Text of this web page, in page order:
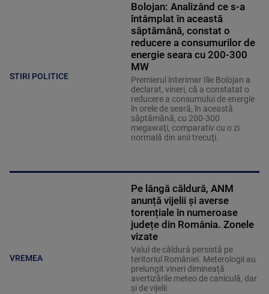
STIRI POLITICE
Bolojan: Analizând ce s-a
întâmplat în această
săptămână, constat o
reducere a consumurilor de
energie seara cu 200-300
MW
Premierul interimar Ilie Bolojan a
declarat, vineri, că a constatat o
reducere a consumului de energie
în orele de seară, în această
săptămână, cu 200-300
megawaţi, comparativ cu o zi
normală din anii trecuţi.
VREMEA
Pe lângă căldură, ANM
anunță vijelii și averse
torențiale în numeroase
județe din România. Zonele
vizate
Valul de căldură persistă pe
teritoriul României. Meterologii au
prelungit vineri dimineață
avertizările meteo de caniculă, dar
și de vijelii.